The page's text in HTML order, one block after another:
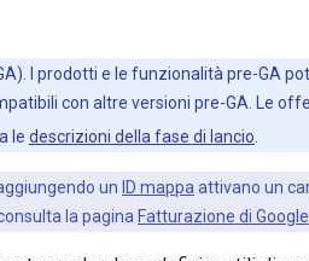
I prodotti e le funzionalità pre-GA
con altre versioni pre-GA. Le
le descrizioni della fase di lancio
un ID mappa attivano un
la pagina Fatturazione di